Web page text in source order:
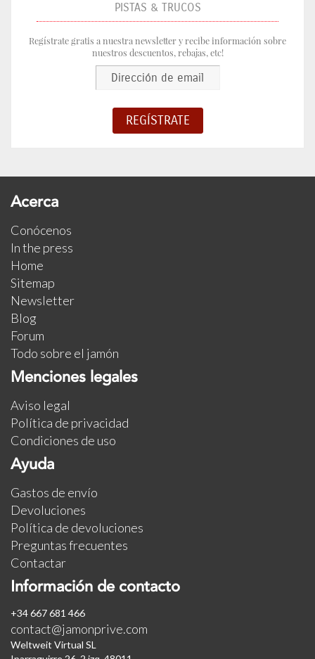
PISTAS & TRUCOS
Regístrate gratis a nuestra newsletter y recibe información sobre
nuestros descuentos, rebajas, etc!
Acerca
Conócenos
In the press
Home
Sitemap
Newsletter
Blog
Forum
Todo sobre el jamón
Menciones legales
Aviso legal
Política de privacidad
Condiciones de uso
Ayuda
Gastos de envío
Devoluciones
Política de devoluciones
Preguntas frecuentes
Contactar
Información de contacto
+34 667 681 466
contact@jamonprive.com
Weltweit Virtual SL